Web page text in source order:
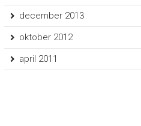
december 2013
oktober 2012
april 2011